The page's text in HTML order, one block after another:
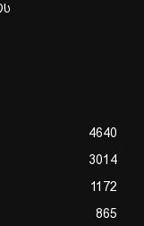
4640
3014
1172
865